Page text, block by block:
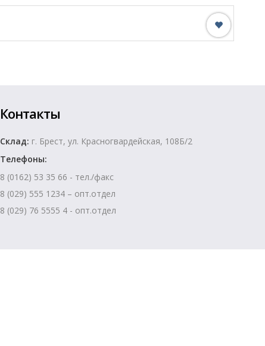
Контакты
Склад: г. Брест, ул. Красногвардейская, 108Б/2
Телефоны:
8 (0162) 53 35 66 - тел./факс
8 (029) 555 1234 – опт.отдел
8 (029) 76 5555 4 - опт.отдел